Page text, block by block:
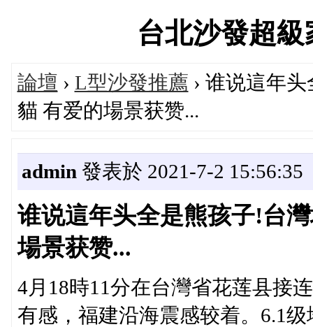
台北沙發超
論壇 › L型沙發推薦 › 谁说這年
貓 有爱的場景获赞...
admin 發表於 2021-7-2 15:56:35
谁说這年头全是熊孩子!台
場景获赞...
4月18時11分在台灣省花莲县接
有感，福建沿海震感较着。6.1